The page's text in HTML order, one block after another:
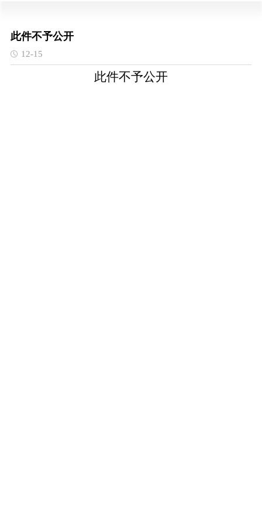
此件不予公开
12-15
此件不予公开